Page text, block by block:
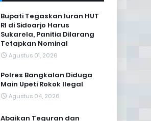
Bupati Tegaskan Iuran HUT
RI di Sidoarjo Harus
Sukarela, Panitia Dilarang
Tetapkan Nominal
Agustus 01, 2026
Polres Bangkalan Diduga
Main Upeti Rokok Ilegal
Agustus 04, 2026
Abaikan Teguran dan